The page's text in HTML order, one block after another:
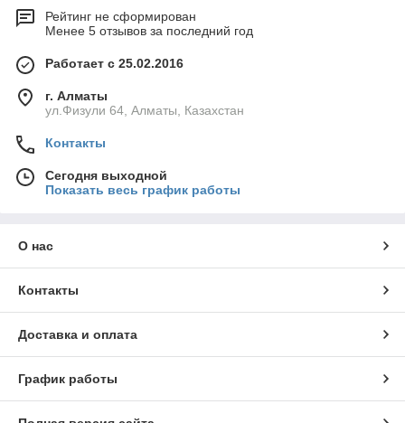
Рейтинг не сформирован
Менее 5 отзывов за последний год
Работает с 25.02.2016
г. Алматы
ул.Физули 64, Алматы, Казахстан
Контакты
Сегодня выходной
Показать весь график работы
О нас
Контакты
Доставка и оплата
График работы